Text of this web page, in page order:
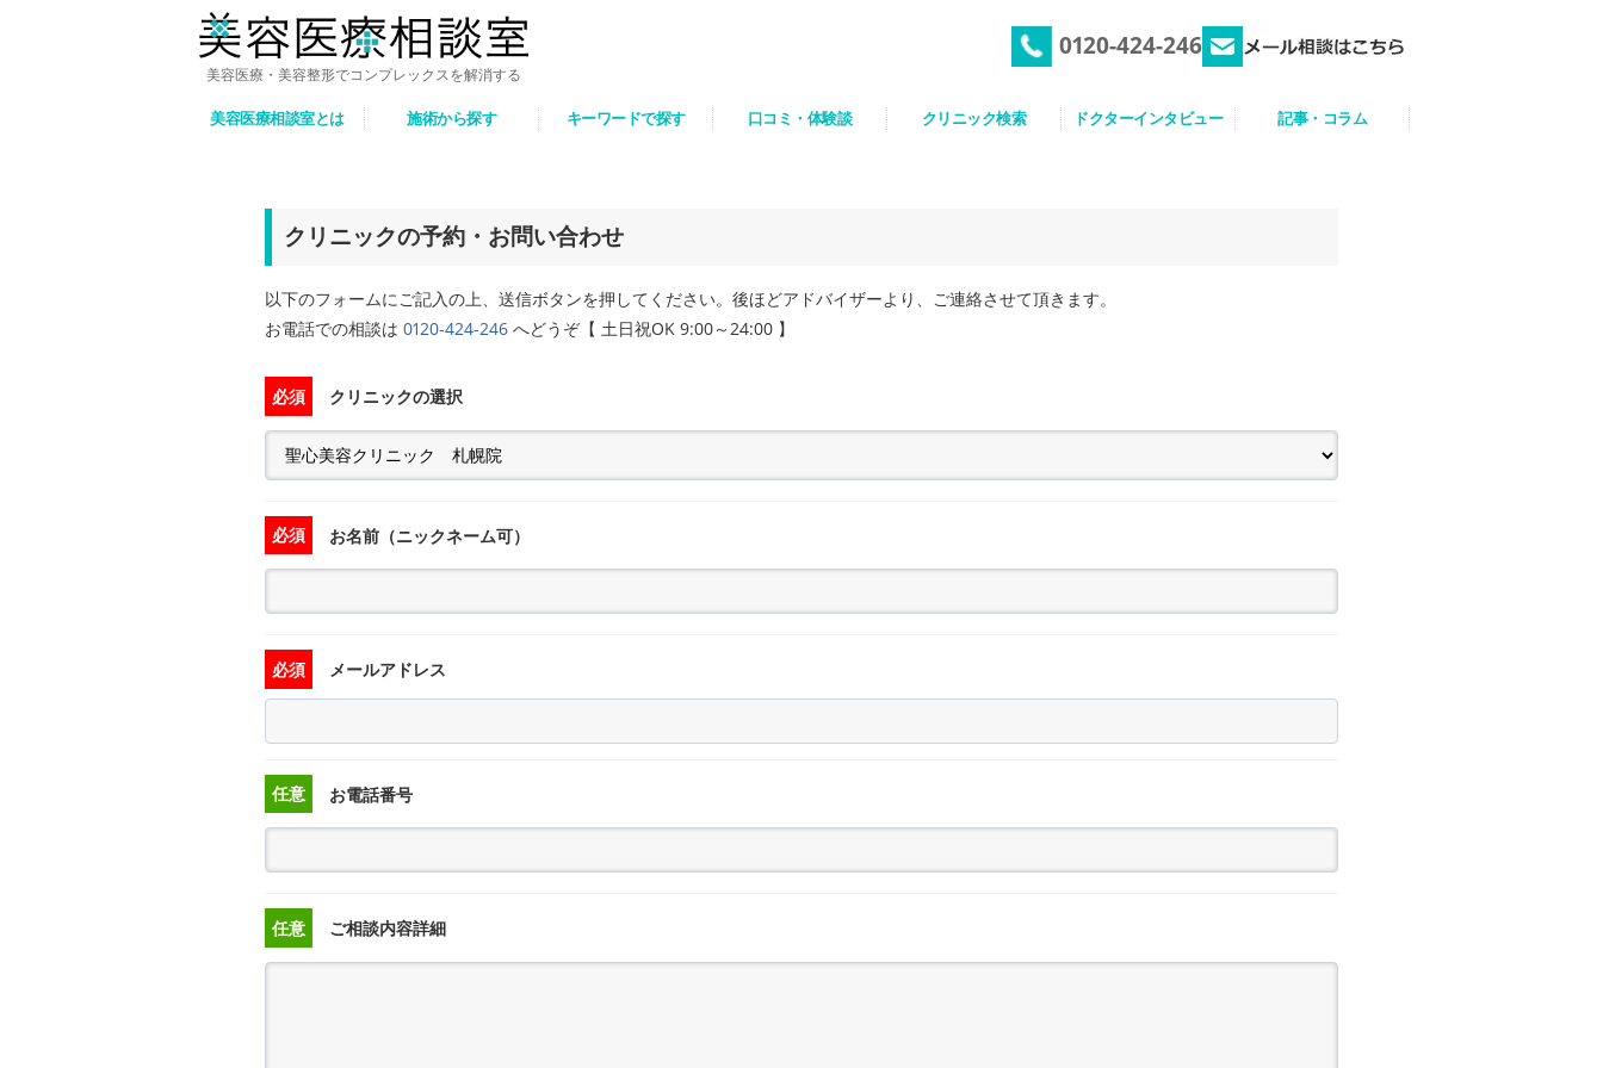
美容医療・美容整形でコンプレックスを解消する
0120-424-246
美容医療相談室とは 施術から探す キーワードで探す 口コミ・体験談 クリニック検索 ドクターインタビュー 記事・コラム
クリニックの予約・お問い合わせ
以下のフォームにご記入の上、送信ボタンを押してください。後ほどアドバイザーより、ご連絡させて頂きます。
お電話での相談は 0120-424-246 へどうぞ【 土日祝OK 9:00～24:00 】
必須 クリニックの選択
必須 お名前（ニックネーム可）
必須 メールアドレス
任意 お電話番号
任意 ご相談内容詳細